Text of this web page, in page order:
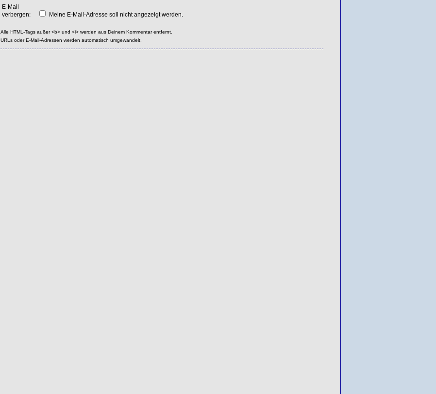
E-Mail
verbergen:
Meine E-Mail-Adresse soll nicht angezeigt werden.
Alle HTML-Tags außer <b> und <i> werden aus Deinem Kommentar entfernt.
URLs oder E-Mail-Adressen werden automatisch umgewandelt.